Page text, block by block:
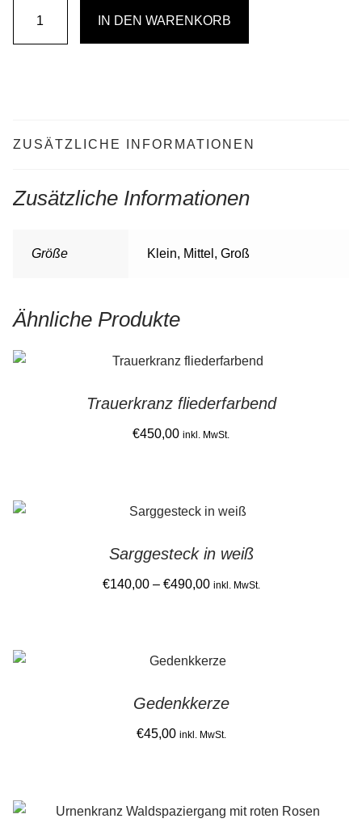
"Winter"
IN DEN WARENKORB
ZUSÄTZLICHE INFORMATIONEN
Zusätzliche Informationen
Größe Klein, Mittel, Groß
Ähnliche Produkte
Trauerkranz fliederfarbend
€450,00 inkl. MwSt.
Sarggesteck in weiß
€140,00 – €490,00Price
inkl. MwSt.
has
variants.
chosen
Gedenkkerze
€45,00 inkl. MwSt.